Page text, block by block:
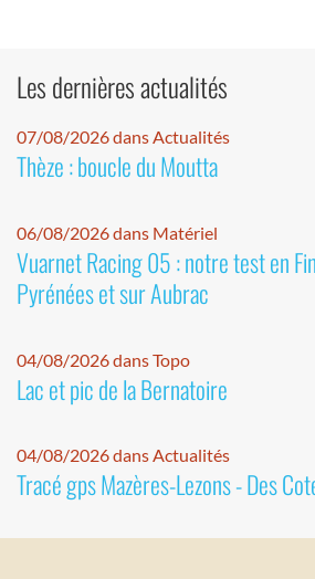
Les dernières actualités
07/08/2026 dans Actualités
Thèze : boucle du Moutta
06/08/2026 dans Matériel
Vuarnet Racing 05 : notre test en
Pyrénées et sur Aubrac
04/08/2026 dans Topo
Lac et pic de la Bernatoire
04/08/2026 dans Actualités
Tracé gps Mazères-Lezons - Des